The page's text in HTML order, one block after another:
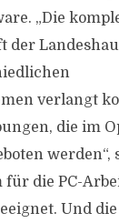
„Die
der
verlangt
die im
werden“,
für die PC-
Und